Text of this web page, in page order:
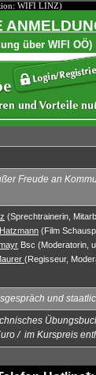
WIFI LINZ)
über WIFI OÖ)
Freude an
(Sprechtrainerin,
(Film
Bsc (Moderatorin,
(Regisseur,
und
/ im Kurspreis